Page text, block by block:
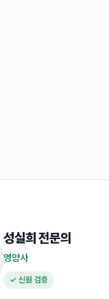
성실희전문의
영양사
✓ 신원 검증